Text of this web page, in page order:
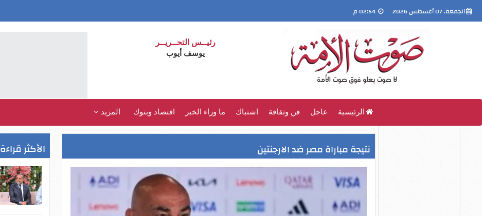
الجمعة، 07 أغسطس 2026
رئيــس التحــريــر
يوسف أيوب
الرئيسية عاجل فن وثقافة اشتباك ما وراء الخبر اقتصاد وبنوك المزيد
نتيجة مباراة مصر ضد الارجنتين الأكثر قراءة